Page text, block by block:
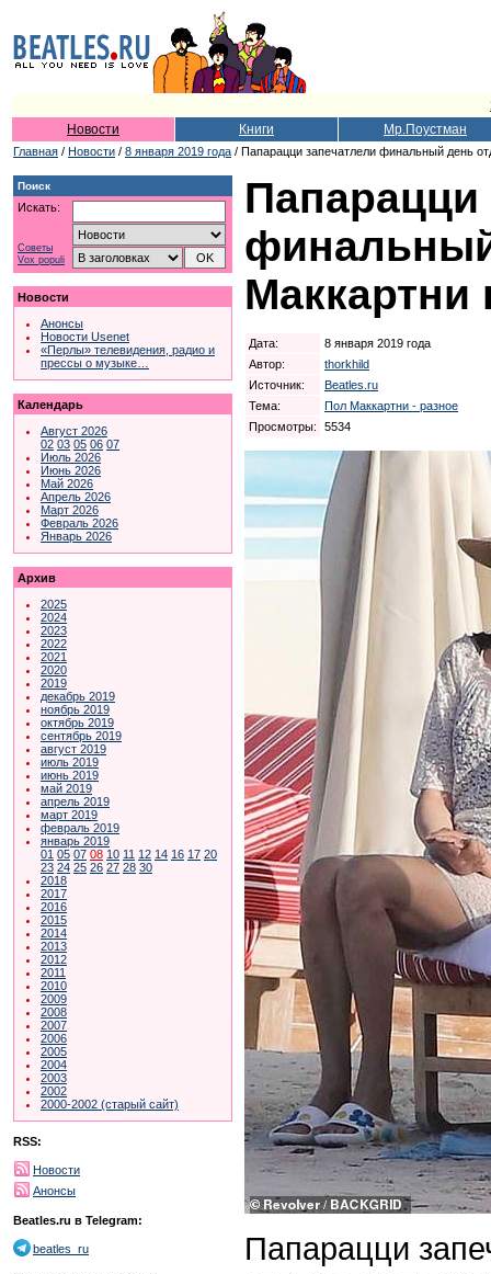
Новости Книги Мр.Поустман
Главная / Новости / 8 января 2019 года / Папарацци запечатлели финальный день
Поиск
Искать:
Советы
Vox populi
Новости
Анонсы
Новости Usenet
«Перлы» телевидения, радио и
прессы о музыке…
Календарь
Август 2026
02 03 05 06 07
Июль 2026
Июнь 2026
Май 2026
Апрель 2026
Март 2026
Февраль 2026
Январь 2026
Архив
2025
2024
2023
2022
2021
2020
2019
декабрь 2019
ноябрь 2019
октябрь 2019
сентябрь 2019
август 2019
июль 2019
июнь 2019
май 2019
апрель 2019
март 2019
февраль 2019
январь 2019
01 05 07 08 10 11 12 14 16 17 20
23 24 25 26 27 28 30
2018
2017
2016
2015
2014
2013
2012
2011
2010
2009
2008
2007
2006
2005
2004
2003
2002
2000-2002 (старый сайт)
RSS:
Новости
Анонсы
Beatles.ru в Telegram:
beatles_ru
Папарацци
Маккартни
Дата:
8 января 2019 года
Автор:
thorkhild
Источник:
Beatles.ru
Тема:
Пол Маккартни - разное
Просмотры:
5534
Папарацци